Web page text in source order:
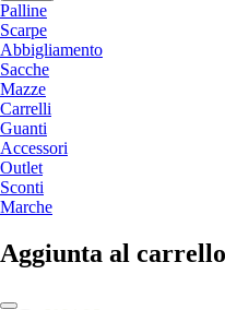
Palline
Scarpe
Abbigliamento
Sacche
Mazze
Carrelli
Guanti
Accessori
Outlet
Sconti
Marche
Aggiunta al